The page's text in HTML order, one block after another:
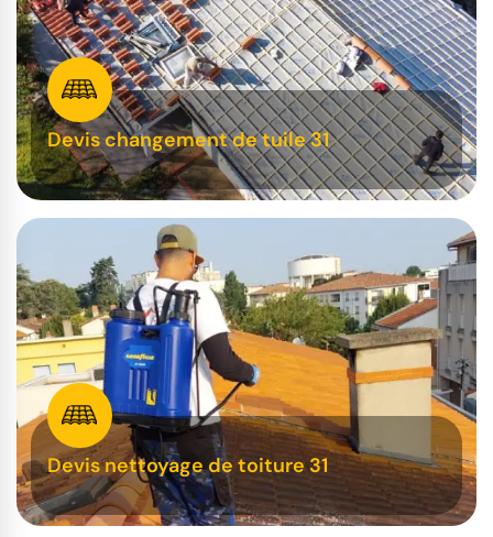
Devis changement de tuile 31
Devis nettoyage de toiture 31